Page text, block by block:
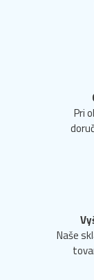
Pri
Naše